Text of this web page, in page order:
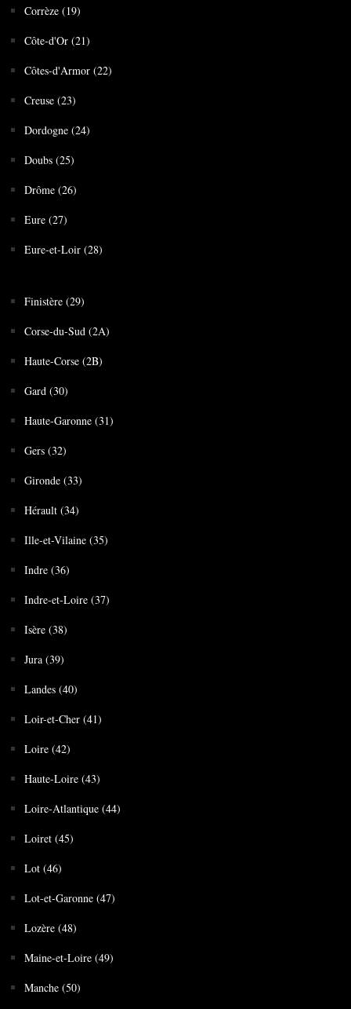
Corrèze (19)
Côte-d'Or (21)
Côtes-d'Armor (22)
Creuse (23)
Dordogne (24)
Doubs (25)
Drôme (26)
Eure (27)
Eure-et-Loir (28)
Finistère (29)
Corse-du-Sud (2A)
Haute-Corse (2B)
Gard (30)
Haute-Garonne (31)
Gers (32)
Gironde (33)
Hérault (34)
Ille-et-Vilaine (35)
Indre (36)
Indre-et-Loire (37)
Isère (38)
Jura (39)
Landes (40)
Loir-et-Cher (41)
Loire (42)
Haute-Loire (43)
Loire-Atlantique (44)
Loiret (45)
Lot (46)
Lot-et-Garonne (47)
Lozère (48)
Maine-et-Loire (49)
Manche (50)